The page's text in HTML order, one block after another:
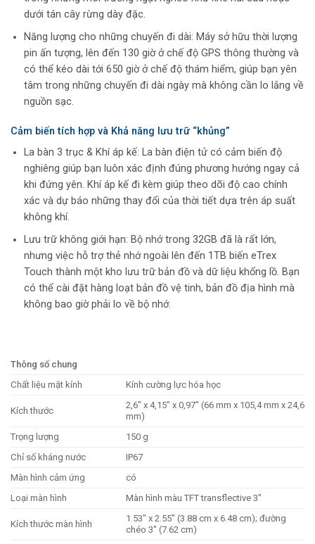
dưới tán cây rừng dày đặc.
Năng lượng cho những chuyến đi dài: Máy sở hữu thời lượng
pin ấn tượng, lên đến 130 giờ ở chế độ GPS thông thường và
có thể kéo dài tới 650 giờ ở chế độ thám hiểm, giúp bạn yên
tâm trong những chuyến đi dài ngày mà không cần lo lắng về
nguồn sạc.
Cảm biến tích hợp và Khả năng lưu trữ “khủng”
La bàn 3 trục & Khí áp kế: La bàn điện tử có cảm biến độ
nghiêng giúp bạn luôn xác định đúng phương hướng ngay cả
khi đứng yên. Khí áp kế đi kèm giúp theo dõi độ cao chính
xác và dự báo những thay đổi của thời tiết dựa trên áp suất
không khí.
Lưu trữ không giới hạn: Bộ nhớ trong 32GB đã là rất lớn,
nhưng việc hỗ trợ thẻ nhớ ngoài lên đến 1TB biến eTrex
Touch thành một kho lưu trữ bản đồ và dữ liệu khổng lồ. Bạn
có thể cài đặt hàng loạt bản đồ vệ tinh, bản đồ địa hình mà
không bao giờ phải lo về bộ nhớ.
Thông số chung
Chất liệu mặt kính
Kính cường lực hóa học
Kích thước
2,6″ x 4,15″ x 0,97″ (66 mm x 105,4 mm x 24,6
mm)
Trọng lượng
150 g
Chỉ số kháng nước
IP67
Màn hình cảm ứng
có
Loại màn hình
Màn hình màu TFT transflective 3″
Kích thước màn hình
1.53″ x 2.55″ (3.88 cm x 6.48 cm); đường
chéo 3″ (7.62 cm)